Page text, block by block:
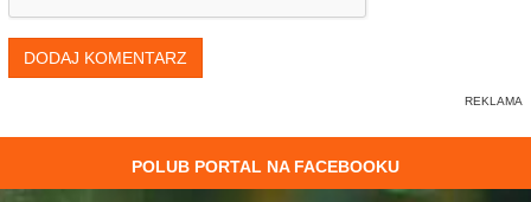
DODAJ KOMENTARZ
POLUB PORTAL NA FACEBOOKU